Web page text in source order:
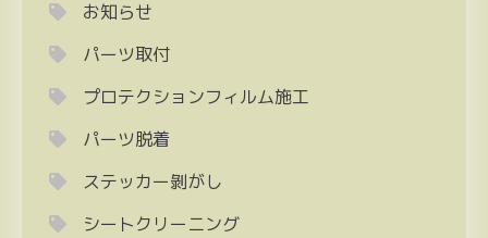
お知らせ
パーツ取付
プロテクションフィルム施工
パーツ脱着
ステッカー剝がし
シートクリーニング